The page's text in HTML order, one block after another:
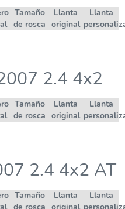
Tamaño
de rosca
Llanta
original
Llanta
2.4 4x2
Tamaño
de rosca
Llanta
original
Llanta
2.4 4x2 AT
Tamaño
Llanta
Llanta